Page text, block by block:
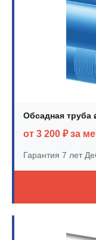
Обсадная труба
от 3 200 ₽ за
Гарантия 7 лет